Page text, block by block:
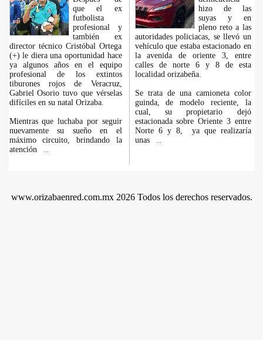
que el ex
futbolista
profesional y
también ex
director técnico Cristóbal Ortega
(+) le diera una oportunidad hace
ya algunos años en el equipo
profesional de los extintos
tiburones rojos de Veracruz,
Gabriel Osorio tuvo que vérselas
difíciles en su natal Orizaba.
Mientras que luchaba por seguir
nuevamente su sueño en el
máximo circuito, brindando la
atención
hizo de las
suyas y en
pleno reto a las
autoridades policiacas, se llevó un
vehículo que estaba estacionado en
la avenida de oriente 3, entre
calles de norte 6 y 8 de esta
localidad orizabeña.
Se trata de una camioneta color
guinda, de modelo reciente, la
cual, su propietario dejó
estacionada sobre Oriente 3 entre
Norte 6 y 8, ya que realizaría
unas
www.orizabaenred.com.mx 2026 Todos los derechos reservados.